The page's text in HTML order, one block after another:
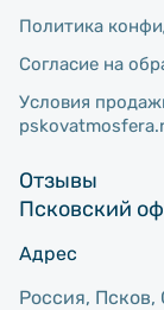
Политика
Согласие на
Условия
Отзывы
Псковский
Адрес
Россия, Псков,